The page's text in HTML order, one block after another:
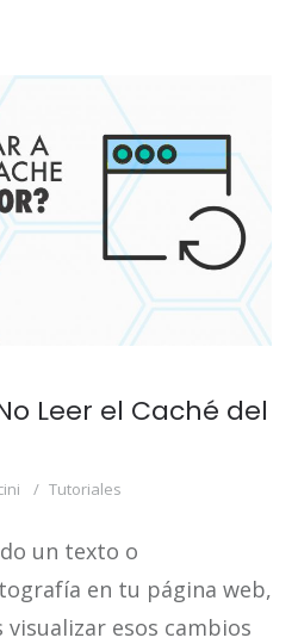
Leer el Caché del
Tutoriales
un texto o
en tu página web,
esos cambios